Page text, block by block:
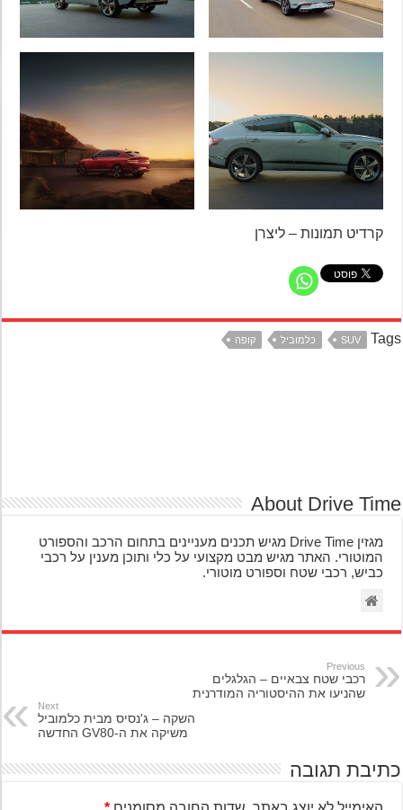
קרדיט תמונות – ליצרן
SUV כלמוביל קופה
About Drive
מגזין Drive Time מגיש תכנים מעניינים בתחום הרכב והספורט
המוטורי. האתר מגיש מבט מקצועי על כלי ותוכן מענין על רכבי
כביש, רכבי שטח וספורט מוטורי.
Previous
רכבי שטח צבאיים – הגלגלים
שהניעו את ההיסטוריה המודרנית
Next
השקה – ג'נסיס מבית כלמוביל
משיקה את ה-GV80 החדשה
תגובה